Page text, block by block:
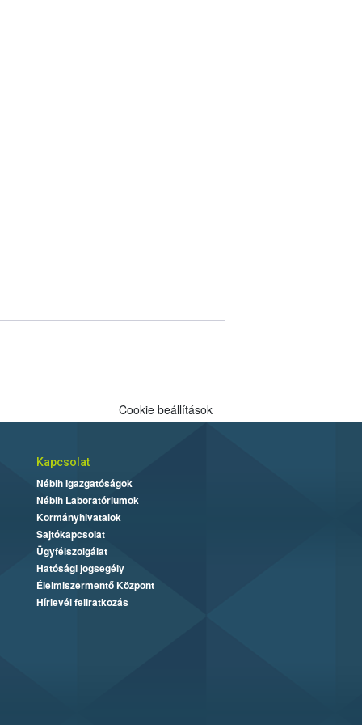
Cookie beállítások
Kapcsolat
Nébih Igazgatóságok
Nébih Laboratóriumok
Kormányhivatalok
Sajtókapcsolat
Ügyfélszolgálat
Hatósági jogsegély
Élelmiszermentő Központ
Hírlevél feliratkozás